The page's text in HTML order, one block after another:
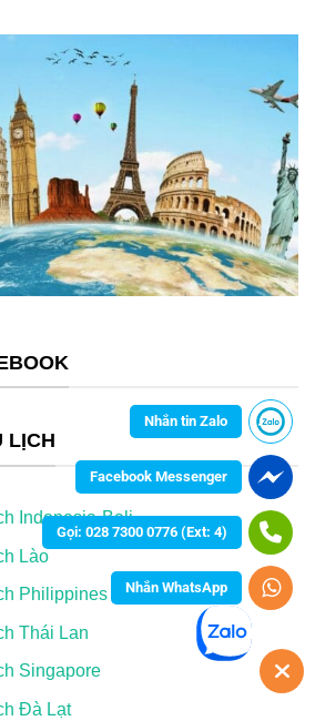
LỊCH
Indonesia-Bali
Lào
Philippines
Thái Lan
Singapore
Đà Lạt
Nhắn tin Zalo
Facebook Messenger
Gọi: 028 7300 0776 (Ext: 4)
Nhắn WhatsApp